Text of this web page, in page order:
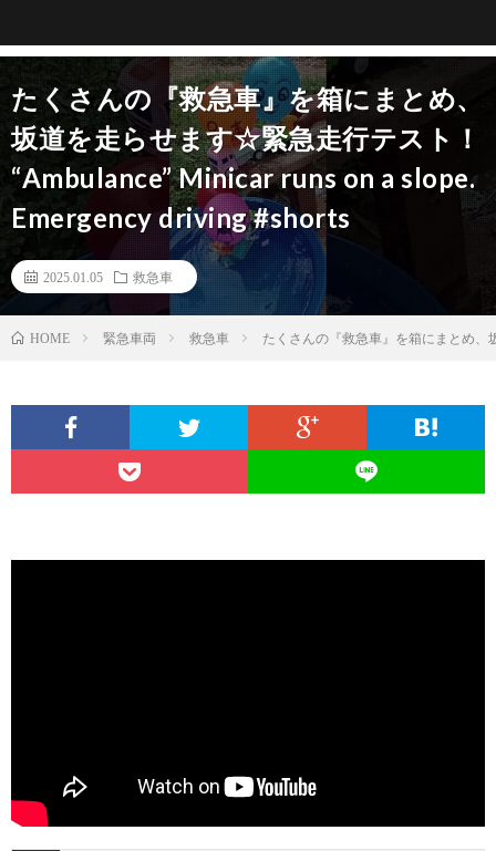
たくさんの『救急車』を箱にまとめ、
坂道を走らせます☆緊急走行テスト！
“Ambulance” Minicar runs on a slope.
Emergency driving #shorts
2025.01.05 救急車
HOME 緊急車両 救急車 たくさんの『救急車』を箱にまとめ